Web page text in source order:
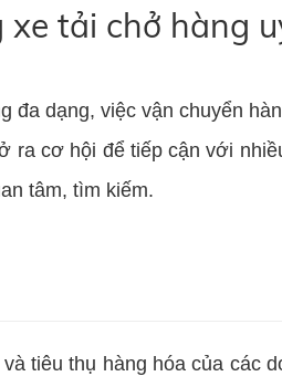
tải chở hàng
dạng, việc vận chuyển
cơ hội để tiếp cận với
tâm, tìm kiếm.
tiêu thụ hàng hóa của các